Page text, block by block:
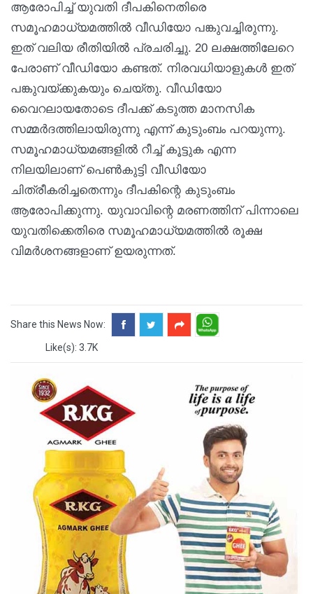
ആരോപിച്ച് യുവതി ദീപകിനെതിരെ
സമൂഹമാധ്യമത്തിൽ വീഡിയോ പങ്കുവച്ചിരുന്നു.
ഇത് വലിയ രീതിയിൽ പ്രചരിച്ചു. 20 ലക്ഷത്തിലേറെ
പേരാണ് വീഡിയോ കണ്ടത്. നിരവധിയാളുകൾ ഇത്
പങ്കുവയ്ക്കുകയും ചെയ്തു. വീഡിയോ
വൈറലായതോടെ ദീപക്ക് കടുത്ത മാനസിക
സമ്മർദത്തിലായിരുന്നു എന്ന് കുടുംബം പറയുന്നു.
സമൂഹമാധ്യമങ്ങളിൽ റീച്ച് കൂട്ടുക എന്ന
നിലയിലാണ് പെൺകുട്ടി വീഡിയോ
ചിത്രീകരിച്ചതെന്നും ദീപകിന്റെ കുടുംബം
ആരോപിക്കുന്നു. യുവാവിന്റെ മരണത്തിന് പിന്നാലെ
യുവതിക്കെതിരെ സമൂഹമാധ്യമത്തിൽ രൂക്ഷ
വിമർശനങ്ങളാണ് ഉയരുന്നത്.
Share this News Now:
Like(s): 3.7K